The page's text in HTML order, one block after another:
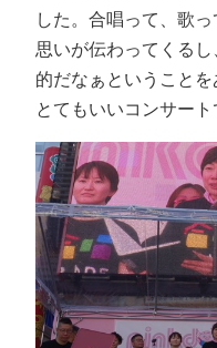
した。合唱って、歌
思いが伝わってくる
的だなぁということを
とてもいいコンサート